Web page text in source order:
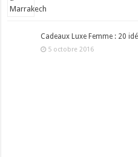
Cadeaux Luxe Femme : 20
5 octobre 2016